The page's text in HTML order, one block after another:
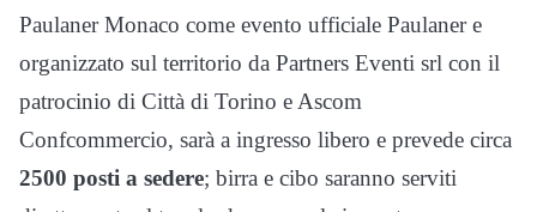
Paulaner Monaco come evento ufficiale Paulaner e
organizzato sul territorio da Partners Eventi srl con il
patrocinio di Città di Torino e Ascom
Confcommercio, sarà a ingresso libero e prevede circa
2500 posti a sedere; birra e cibo saranno serviti